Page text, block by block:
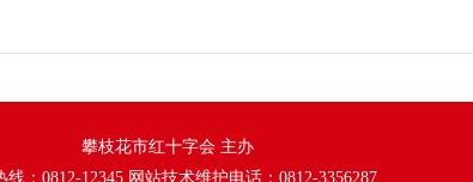
攀枝花市红十字会 主办
线：0812-12345 网站技术维护电话：0812-3356287